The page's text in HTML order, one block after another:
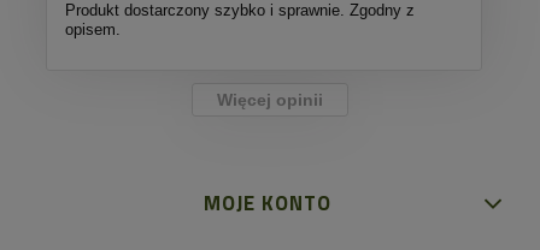
Produkt dostarczony szybko i sprawnie. Zgodny z
opisem.
Więcej opinii
MOJE KONTO